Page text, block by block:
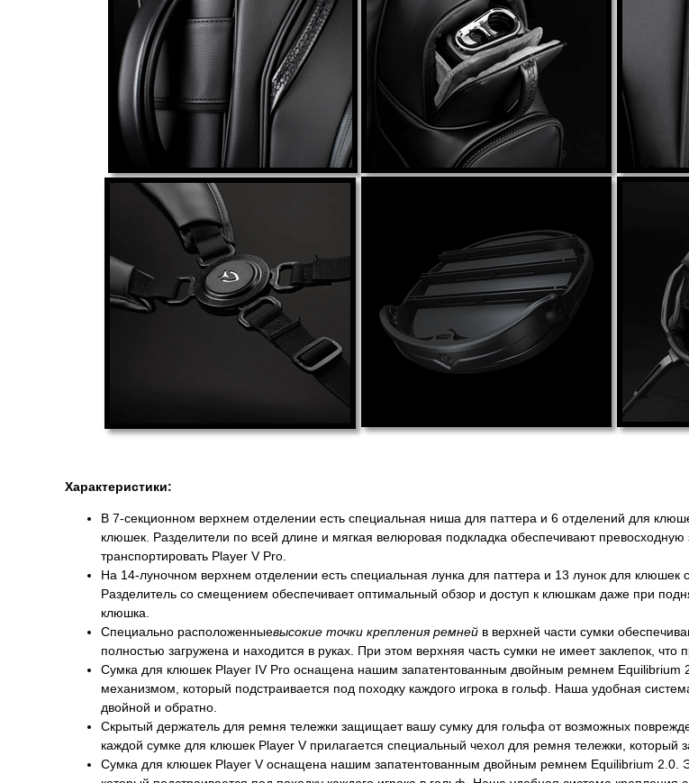
Характеристики:
В 7-секционном верхнем отделении есть специальная ниша для паттера и 6 отделений для
клюшек. Разделители по всей длине и мягкая велюровая подкладка обеспечивают
транспортировать Player V Pro.
На 14-луночном верхнем отделении есть специальная лунка для паттера и 13 лунок для клюшек
Разделитель со смещением обеспечивает оптимальный обзор и доступ к клюшкам даже при
клюшка.
Специально расположенныевысокие точки крепления ремней в верхней части сумки
полностью загружена и находится в руках. При этом верхняя часть сумки не имеет заклепок,
Сумка для клюшек Player IV Pro оснащена нашим запатентованным двойным ремнем
механизмом, который подстраивается под походку каждого игрока в гольф. Наша удобная
двойной и обратно.
Скрытый держатель для ремня тележки защищает вашу сумку для гольфа от возможных
каждой сумке для клюшек Player V прилагается специальный чехол для ремня тележки, который
Сумка для клюшек Player V оснащена нашим запатентованным двойным ремнем Equilibrium